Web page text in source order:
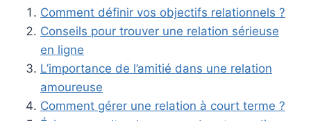
Comment définir vos objectifs relationnels ?
Conseils pour trouver une relation sérieuse
en ligne
L’importance de l’amitié dans une relation
amoureuse
Comment gérer une relation à court terme ?